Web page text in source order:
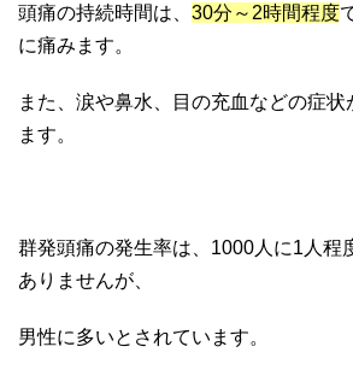
頭痛の持続時間は、 30分～2時間程度
に痛みます。
また、涙や鼻水、目の充血などの症状
ます。
群発頭痛の発生率は、1000人に1人程
ありませんが、
男性に多いとされています。